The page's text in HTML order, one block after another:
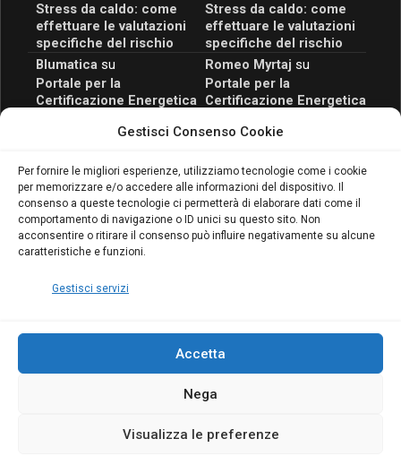
Gestisci Consenso Cookie
Per fornire le migliori esperienze, utilizziamo tecnologie come i cookie
per memorizzare e/o accedere alle informazioni del dispositivo. Il
consenso a queste tecnologie ci permetterà di elaborare dati come il
comportamento di navigazione o ID unici su questo sito. Non
acconsentire o ritirare il consenso può influire negativamente su alcune
caratteristiche e funzioni.
Gestisci servizi
Accetta
Nega
Visualizza le preferenze
Stress da caldo: come
effettuare le valutazioni
specifiche del rischio
Stress da caldo: come
effettuare le valutazioni
specifiche del rischio
Blumaticasu
Portale per la
Certificazione Energetica
scopri il Corso Blumatica
Romeo Myrtaj su
Portale per la
Certificazione Energetica
scopri il Corso Blumatica
Blumaticasu
Coordinatore della
Sicurezza: cosa è
richiesto per abilitazione
e aggiornamento
Copyright Blumatica